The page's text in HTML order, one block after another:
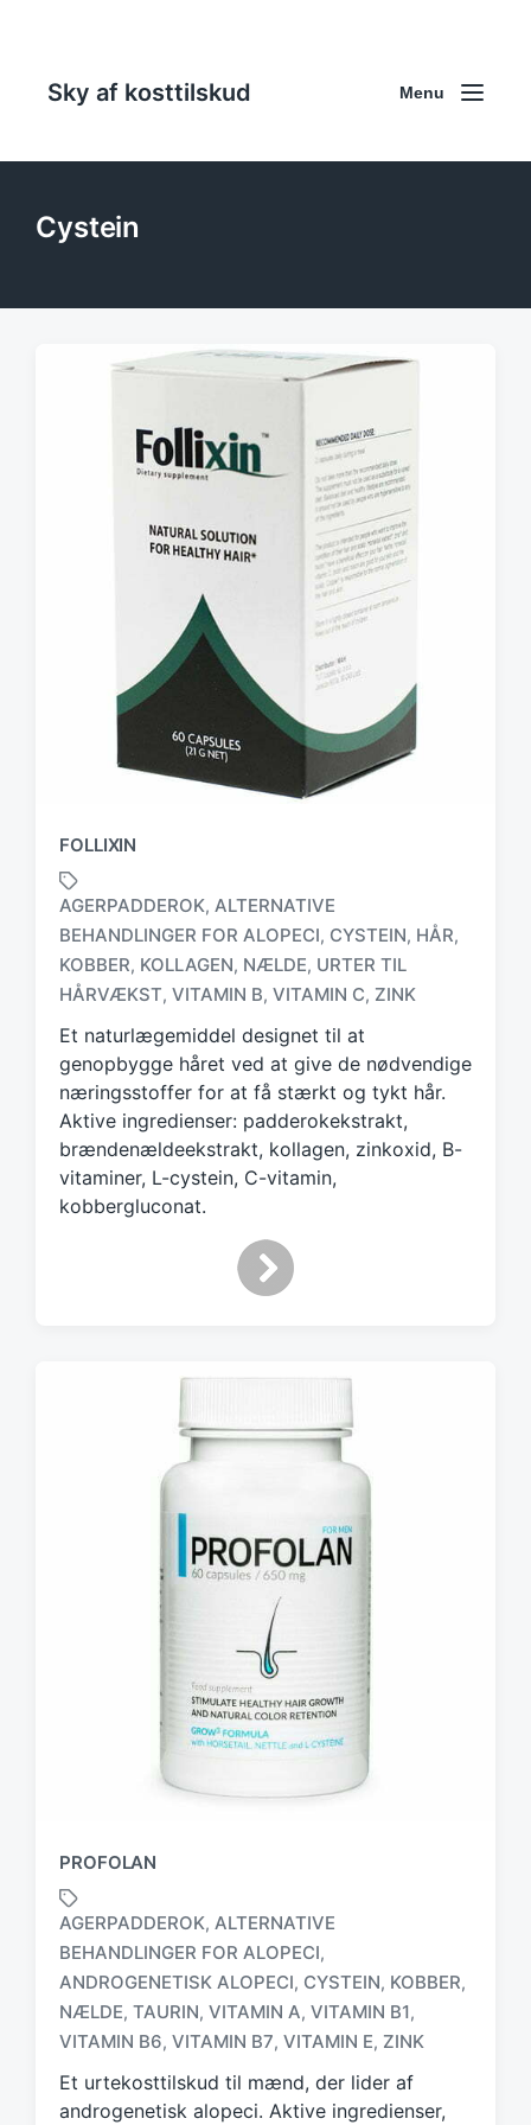
Sky af kosttilskud Menu
Cystein
FOLLIXIN
a
g
g
d
w
i
t
h
AGERPADDEROK, ALTERNATIVE
BEHANDLINGER FOR ALOPECI, CYSTEIN, HÅR,
KOBBER, KOLLAGEN, NÆLDE, URTER TIL
HÅRVÆKST, VITAMIN B, VITAMIN C, ZINK
Et naturlægemiddel designet til at
genopbygge håret ved at give de nødvendige
næringsstoffer for at få stærkt og tykt hår.
Aktive ingredienser: padderokekstrakt,
brændenældeekstrakt, kollagen, zinkoxid, B-
vitaminer, L-cystein, C-vitamin,
kobbergluconat.
PROFOLAN
T
a
g
e
d
AGERPADDEROK, ALTERNATIVE
BEHANDLINGER FOR ALOPECI,
ANDROGENETISK ALOPECI, CYSTEIN, KOBBER,
NÆLDE, TAURIN, VITAMIN A, VITAMIN B1,
VITAMIN B6, VITAMIN B7, VITAMIN E, ZINK
Et urtekosttilskud til mænd, der lider af
androgenetisk alopeci. Aktive ingredienser,